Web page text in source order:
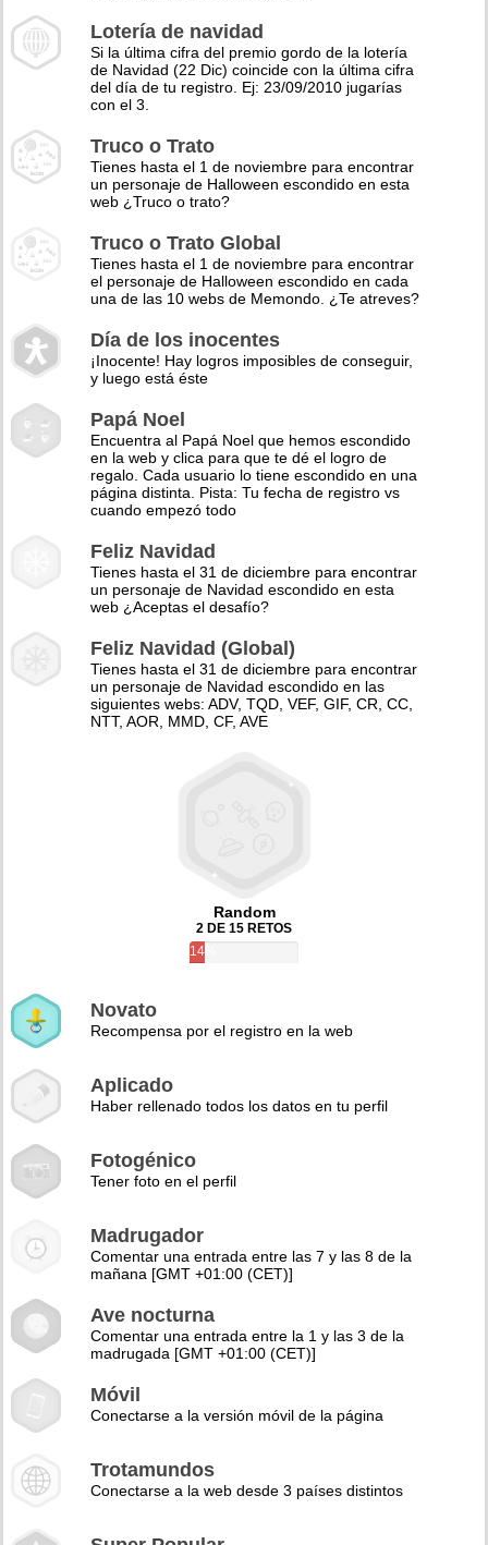
Lotería de navidad
Si la última cifra del premio gordo de la lotería
de Navidad (22 Dic) coincide con la última cifra
del día de tu registro. Ej: 23/09/2010 jugarías
con el 3.
Truco o Trato
Tienes hasta el 1 de noviembre para encontrar
un personaje de Halloween escondido en esta
web ¿Truco o trato?
Truco o Trato Global
Tienes hasta el 1 de noviembre para encontrar
el personaje de Halloween escondido en cada
una de las 10 webs de Memondo. ¿Te atreves?
Día de los inocentes
¡Inocente! Hay logros imposibles de conseguir,
y luego está éste
Papá Noel
Encuentra al Papá Noel que hemos escondido
en la web y clica para que te dé el logro de
regalo. Cada usuario lo tiene escondido en una
página distinta. Pista: Tu fecha de registro vs
cuando empezó todo
Feliz Navidad
Tienes hasta el 31 de diciembre para encontrar
un personaje de Navidad escondido en esta
web ¿Aceptas el desafío?
Feliz Navidad (Global)
Tienes hasta el 31 de diciembre para encontrar
un personaje de Navidad escondido en las
siguientes webs: ADV, TQD, VEF, GIF, CR, CC,
NTT, AOR, MMD, CF, AVE
Random
2 DE 15 RETOS
14%
Novato
Recompensa por el registro en la web
Aplicado
Haber rellenado todos los datos en tu perfil
Fotogénico
Tener foto en el perfil
Madrugador
Comentar una entrada entre las 7 y las 8 de la
mañana [GMT +01:00 (CET)]
Ave nocturna
Comentar una entrada entre la 1 y las 3 de la
madrugada [GMT +01:00 (CET)]
Móvil
Conectarse a la versión móvil de la página
Trotamundos
Conectarse a la web desde 3 países distintos